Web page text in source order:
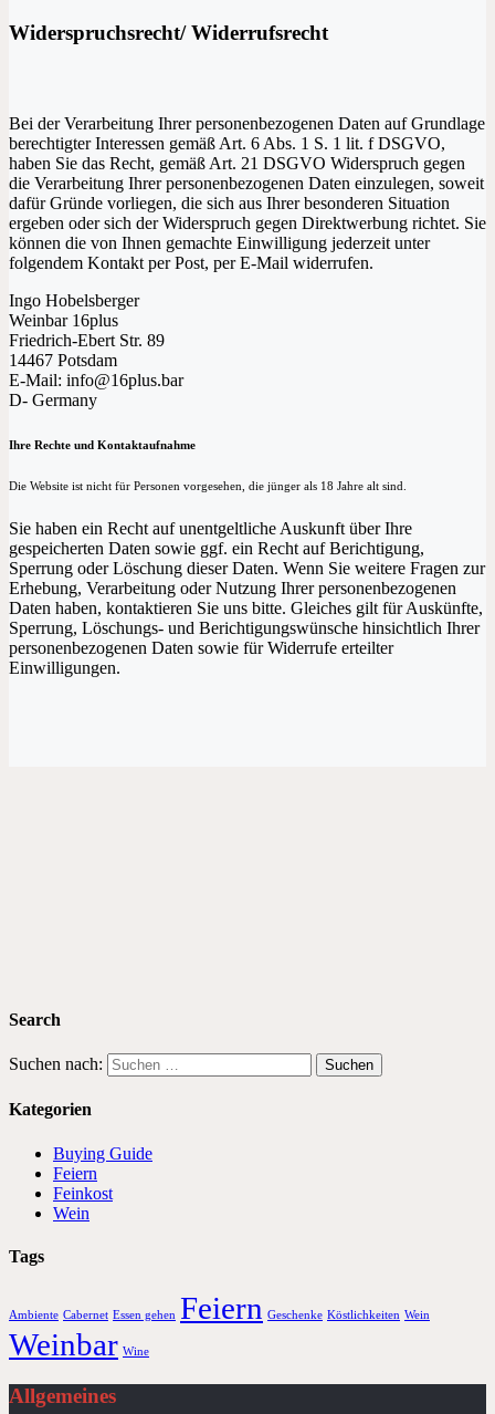
Widerspruchsrecht/ Widerrufsrecht
Bei der Verarbeitung Ihrer personenbezogenen Daten auf Grundlage
berechtigter Interessen gemäß Art. 6 Abs. 1 S. 1 lit. f DSGVO,
haben Sie das Recht, gemäß Art. 21 DSGVO Widerspruch gegen
die Verarbeitung Ihrer personenbezogenen Daten einzulegen, soweit
dafür Gründe vorliegen, die sich aus Ihrer besonderen Situation
ergeben oder sich der Widerspruch gegen Direktwerbung richtet. Sie
können die von Ihnen gemachte Einwilligung jederzeit unter
folgendem Kontakt per Post, per E-Mail widerrufen.
Ingo Hobelsberger
Weinbar 16plus
Friedrich-Ebert Str. 89
14467 Potsdam
E-Mail: info@16plus.bar
D- Germany
Ihre Rechte und Kontaktaufnahme
Die Website ist nicht für Personen vorgesehen, die jünger als 18 Jahre alt sind.
Sie haben ein Recht auf unentgeltliche Auskunft über Ihre
gespeicherten Daten sowie ggf. ein Recht auf Berichtigung,
Sperrung oder Löschung dieser Daten. Wenn Sie weitere Fragen zur
Erhebung, Verarbeitung oder Nutzung Ihrer personenbezogenen
Daten haben, kontaktieren Sie uns bitte. Gleiches gilt für Auskünfte,
Sperrung, Löschungs- und Berichtigungswünsche hinsichtlich Ihrer
personenbezogenen Daten sowie für Widerrufe erteilter
Einwilligungen.
Search
Suchen nach:
Kategorien
Buying Guide
Feiern
Feinkost
Wein
Tags
Ambiente Cabernet Essen gehen Feiern Geschenke Köstlichkeiten Wein
Weinbar Wine
Allgemeines